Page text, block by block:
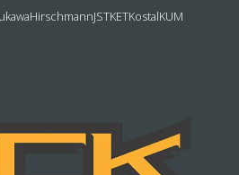
HirschmannJSTKETKostalKUM